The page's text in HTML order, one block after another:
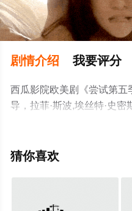
剧情介绍 我要评分
西瓜影院欧美剧《尝试第五
导，拉菲·斯波,埃丝特·史密
特·莱利,西莉亚·伊姆里,科
彩演绎的英国电视剧，手机
猜你喜欢